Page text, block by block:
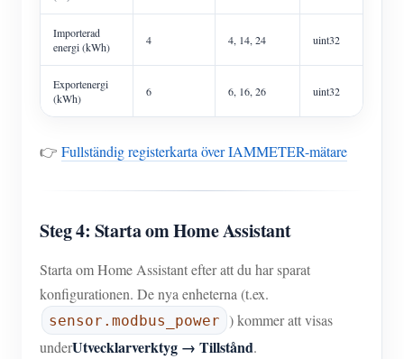
Importerad
energi (kWh)
4 4, 14, 24 uint32
Exportenergi
(kWh)
6 6, 16, 26 uint32
👉 Fullständig registerkarta över IAMMETER-mätare
Steg 4: Starta om Home Assistant
Starta om Home Assistant efter att du har sparat
konfigurationen. De nya enheterna (t.ex.
sensor.modbus_power ) kommer att visas
underUtvecklarverktyg → Tillstånd.